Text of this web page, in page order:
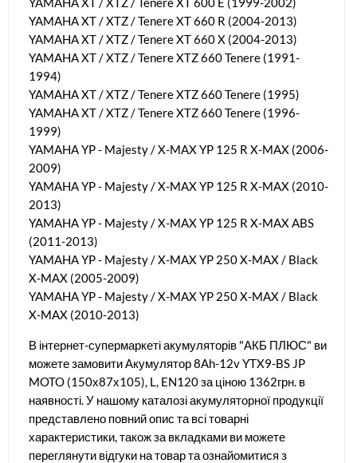
YAMAHA XT / XTZ / Tenere XT 660 R (2004-2013)
YAMAHA XT / XTZ / Tenere XT 660 X (2004-2013)
YAMAHA XT / XTZ / Tenere XTZ 660 Tenere (1991-
1994)
YAMAHA XT / XTZ / Tenere XTZ 660 Tenere (1995)
YAMAHA XT / XTZ / Tenere XTZ 660 Tenere (1996-
1999)
YAMAHA YP - Majesty / X-MAX YP 125 R X-MAX (2006-
2009)
YAMAHA YP - Majesty / X-MAX YP 125 R X-MAX (2010-
2013)
YAMAHA YP - Majesty / X-MAX YP 125 R X-MAX ABS
(2011-2013)
YAMAHA YP - Majesty / X-MAX YP 250 X-MAX / Black
X-MAX (2005-2009)
YAMAHA YP - Majesty / X-MAX YP 250 X-MAX / Black
X-MAX (2010-2013)
В інтернет-супермаркеті акумуляторів "АКБ ПЛЮС" ви
можете замовити Акумулятор 8Ah-12v YTX9-BS JP
MOTO (150х87х105), L, EN120 за ціною 1362грн. в
наявності. У нашому каталозі акумуляторної продукції
представлено повний опис та всі товарні
характеристики, також за вкладками ви можете
переглянути відгуки на товар та ознайомитися з